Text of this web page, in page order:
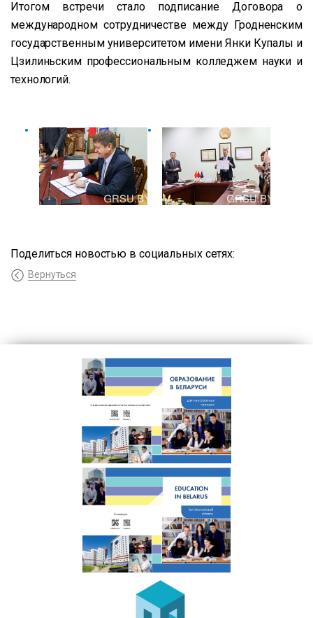
Итогом встречи стало подписание Договора о
международном сотрудничестве между Гродненским
государственным университетом имени Янки Купалы и
Цзилиньским профессиональным колледжем науки и
технологий.
Поделиться новостью в социальных сетях:
Вернуться